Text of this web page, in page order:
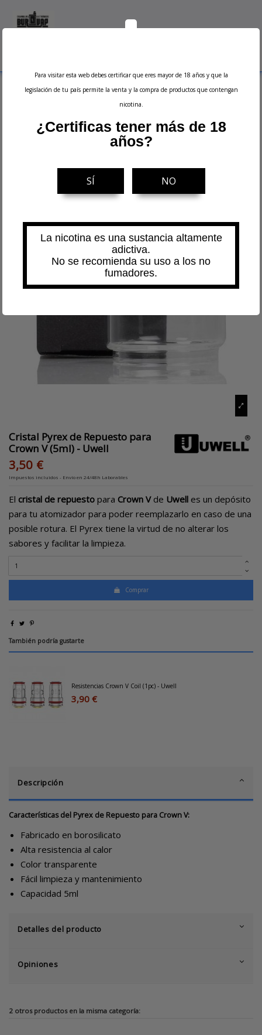
Inicio Accesorios Pyrex de Repuesto Uwell
Cristal Pyrex de Repuesto
Cristal Pyrex de Repuesto para
Crown V (5ml) - Uwell
3,50 €
Impuestos incluidos - Envío en 24/48h Laborables
El cristal de repuesto para Crown Vde Uwell es un depósito
para tu atomizador para poder reemplazarlo en caso de una
posible rotura. El Pyrex tiene la virtud de no alterar los
sabores y facilitar la limpieza.
Comprar
También podría gustarte
Resistencias Crown V Coil (1pc) - Uwell
3,90 €
Descripción
Características del Pyrex de Repuesto para Crown V:
Fabricado en borosilicato
Alta resistencia al calor
Color transparente
Fácil limpieza y mantenimiento
Capacidad 5ml
Detalles del producto
Opiniones
2 otros productos en la misma categoría:
Para visitar esta web debes certificar que eres mayor de 18 años y que la
legislación de tu país permite la venta y la compra de productos que contengan
nicotina.
¿Certificas tener más de 18
años?
SÍ NO
La nicotina es una sustancia altamente
adictiva.
No se recomienda su uso a los no
fumadores.